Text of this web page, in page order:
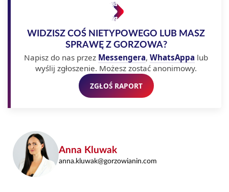
WIDZISZ COŚ NIETYPOWEGO LUB MASZ
SPRAWĘ Z GORZOWA?
Napisz do nas przez Messengera, WhatsAppa lub
wyślij zgłoszenie. Możesz zostać anonimowy.
ZGŁOŚ RAPORT
Anna Kluwak
anna.kluwak@gorzowianin.com